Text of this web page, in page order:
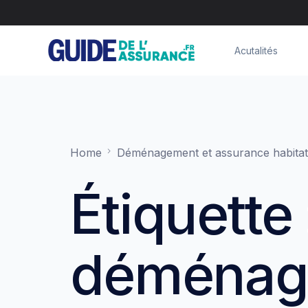
Acutalités
Home Déménagement et assurance
Étiquette